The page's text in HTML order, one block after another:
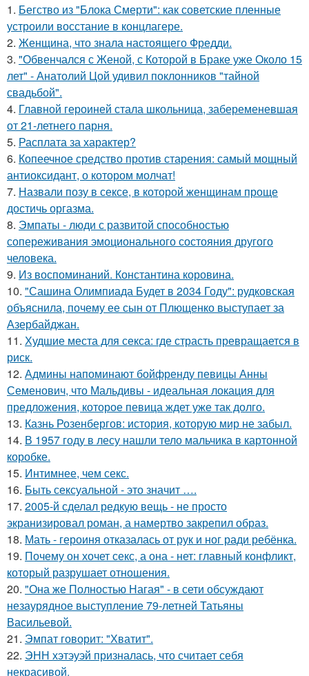
1. Бегство из "Блока Смерти": как советские пленные
устроили восстание в концлагере.
2. Женщина, что знала настоящего Фредди.
3. "Обвенчался с Женой, с Которой в Браке уже Около 15
лет" - Анатолий Цой удивил поклонников "тайной
свадьбой".
4. Главной героиней стала школьница, забеременевшая
от 21-летнего парня.
5. Расплата за характер?
6. Копеечное средство против старения: самый мощный
антиоксидант, о котором молчат!
7. Назвали позу в сексе, в которой женщинам проще
достичь оргазма.
8. Эмпаты - люди с развитой способностью
сопереживания эмоционального состояния другого
человека.
9. Из воспоминаний. Константина коровина.
10. "Сашина Олимпиада Будет в 2034 Году": рудковская
объяснила, почему ее сын от Плющенко выступает за
Азербайджан.
11. Худшие места для секса: где страсть превращается в
риск.
12. Админы напоминают бойфренду певицы Анны
Семенович, что Мальдивы - идеальная локация для
предложения, которое певица ждет уже так долго.
13. Казнь Розенбергов: история, которую мир не забыл.
14. В 1957 году в лесу нашли тело мальчика в картонной
коробке.
15. Интимнее, чем секс.
16. Быть сексуальной - это значит ….
17. 2005-й сделал редкую вещь - не просто
экранизировал роман, а намертво закрепил образ.
18. Мать - героиня отказалась от рук и ног ради ребёнка.
19. Почему он хочет секс, а она - нет: главный конфликт,
который разрушает отношения.
20. "Она же Полностью Нагая" - в сети обсуждают
незаурядное выступление 79-летней Татьяны
Васильевой.
21. Эмпат говорит: "Хватит".
22. ЭНН хэтэуэй призналась, что считает себя
некрасивой.